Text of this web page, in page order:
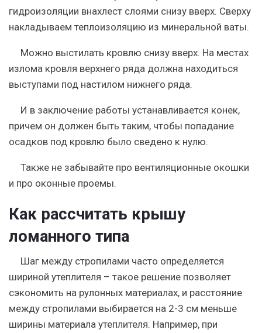
гидроизоляции внахлест слоями снизу вверх. Сверху
накладываем теплоизоляцию из минеральной ваты.
Можно выстилать кровлю снизу вверх. На местах
излома кровля верхнего ряда должна находиться
выступами под настилом нижнего ряда.
И в заключение работы устанавливается конек,
причем он должен быть таким, чтобы попадание
осадков под кровлю было сведено к нулю.
Также не забывайте про вентиляционные окошки
и про оконные проемы.
Как рассчитать крышу
ломанного типа
Шаг между стропилами часто определяется
шириной утеплителя – такое решение позволяет
сэкономить на рулонных материалах, и расстояние
между стропилами выбирается на 2-3 см меньше
ширины материала утеплителя. Например, при